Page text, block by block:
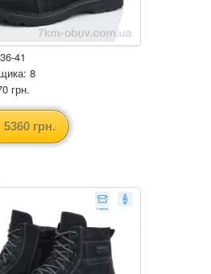
41
8
грн.
5360 грн.